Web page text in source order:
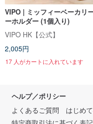
VIPO | ミッフィーベーカリ
ーホルダー (1個入り)
VIPO HK【公式】
2,005円
17 人がカートに入れています
ヘルプ／ポリシー
よくあるご質問
はじめ